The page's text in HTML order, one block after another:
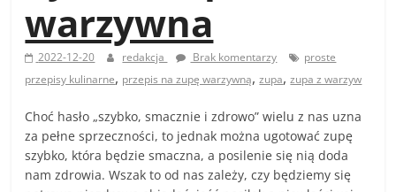
warzywna
2022-12-20 redakcja Brak komentarzy
proste
przepisy kulinarne, przepis na zupę warzywną,zupa,zupa z warzyw
Choć hasło „szybko, smacznie i zdrowo” wielu z nas uzna
za pełne sprzeczności, to jednak można ugotować zupę
szybko, która będzie smaczna, a posilenie się nią doda
nam zdrowia. Wszak to od nas zależy, czy będziemy się